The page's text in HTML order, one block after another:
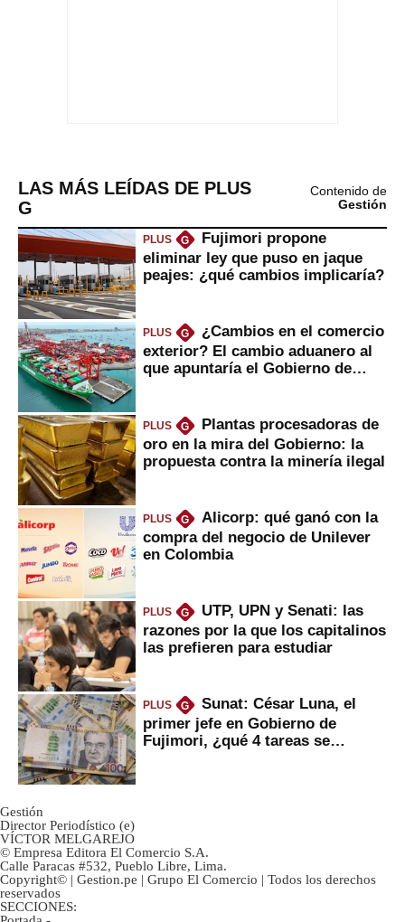
LAS MÁS LEÍDAS DE PLUS
G
Contenido de
Gestión
PLUS G
Fujimori propone
eliminar ley que puso en jaque
peajes: ¿qué cambios implicaría?
PLUS G
¿Cambios en el comercio
exterior? El cambio aduanero al
que apuntaría el Gobierno de
PLUS G
Plantas procesadoras de
oro en la mira del Gobierno: la
propuesta contra la minería ilegal
PLUS G
Alicorp: qué ganó con la
compra del negocio de Unilever
en Colombia
PLUS G
UTP, UPN y Senati: las
razones por la que los capitalinos
las prefieren para estudiar
PLUS G
Sunat: César Luna, el
primer jefe en Gobierno de
Fujimori, ¿qué 4 tareas se
Gestión
Director Periodístico (e)
VÍCTOR MELGAREJO
© Empresa Editora El Comercio S.A.
Calle Paracas #532, Pueblo Libre, Lima.
Copyright© | Gestion.pe | Grupo El Comercio | Todos los derechos
reservados
SECCIONES: